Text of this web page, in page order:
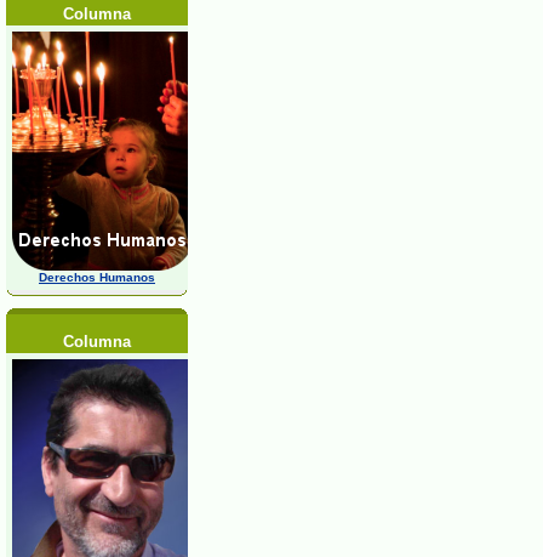
Columna
Derechos Humanos
Columna